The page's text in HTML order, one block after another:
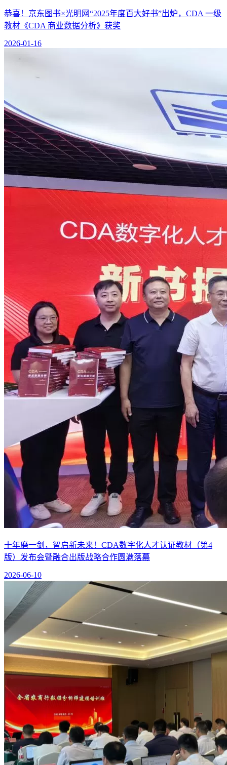
恭喜！京东图书×光明网“2025年度百大好书”出炉，CDA 一级
教材《CDA 商业数据分析》获奖
2026-01-16
十年磨一剑，智启新未来！CDA数字化人才认证教材（第4
版）发布会暨融合出版战略合作圆满落幕
2026-06-10